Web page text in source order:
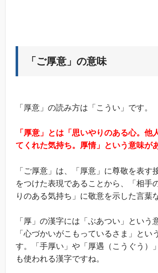
「ご厚意」の意味
「厚意」の読み方は「こうい」です。
「厚意」とは「思いやりのある心。他
てくれた気持ち。厚情」という意味が
「ご厚意」は、「厚意」に尊敬を表す
をつけた表現であることから、「相手
りのある気持ち」に敬意を示した言葉
「厚」の漢字には「ぶあつい」という
「心づかいがこもっているさま」とい
す。「手厚い」や「厚遇（こうぐう）
も使われる漢字ですね。